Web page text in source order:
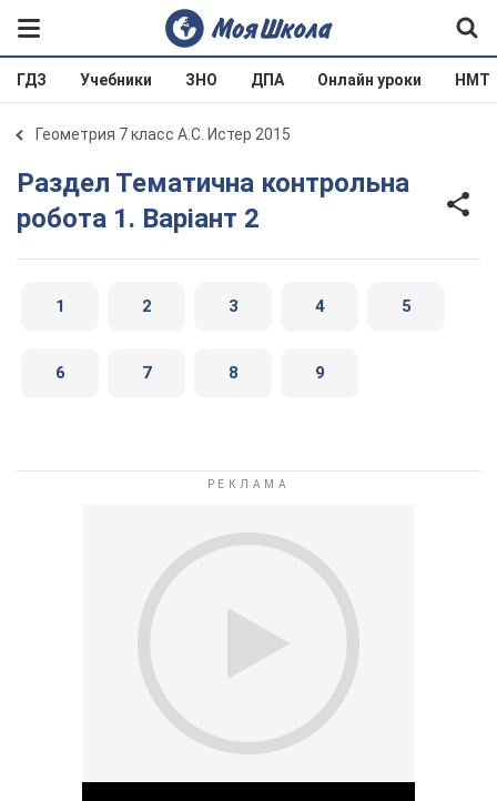
ГДЗ Учебники ЗНО ДПА Онлайн уроки НМТ
Геометрия 7 класс А.С. Истер 2015
Раздел Тематична контрольна
робота 1. Варіант 2
1 2 3 4 5
6 7 8 9